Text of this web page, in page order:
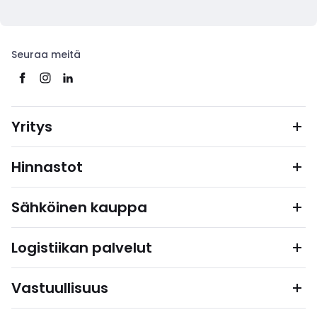
Seuraa meitä
Yritys
Hinnastot
Sähköinen kauppa
Logistiikan palvelut
Vastuullisuus